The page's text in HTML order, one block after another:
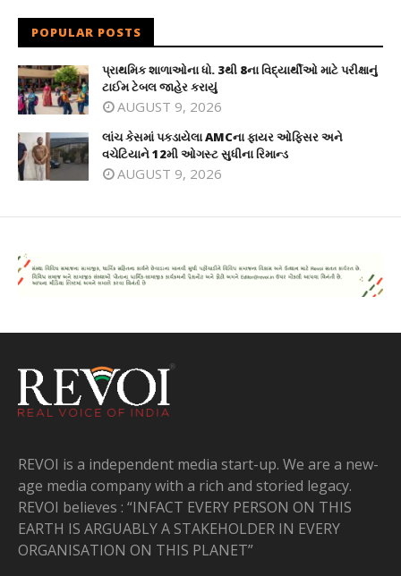
POPULAR POSTS
પ્રાથમિક શાળાઓના ધો. 3થી 8ના વિદ્યાર્થીઓ માટે પરીક્ષાનું
ટાઈમ ટેબલ જાહેર કરાયું
AUGUST 9, 2026
લાંચ કેસમાં પકડાયેલા AMCના ફાયર ઓફિસર અને
વચેટિયાને 12મી ઓગસ્ટ સુધીના રિમાન્ડ
AUGUST 9, 2026
REVOI is a independent media start-up. We are a new-
age media company with a rich and storied legacy.
REVOI believes : “INFACT EVERY PERSON ON THIS
EARTH IS ARGUABLY A STAKEHOLDER IN EVERY
ORGANISATION ON THIS PLANET”